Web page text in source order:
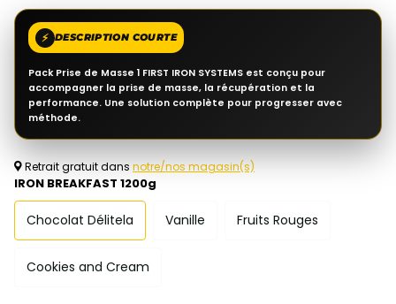
⚡ DESCRIPTION COURTE
Pack Prise de Masse 1 FIRST IRON SYSTEMS est conçu pour
accompagner la prise de masse, la récupération et la
performance. Une solution complète pour progresser avec
méthode.
Retrait gratuit dans notre/nos magasin(s)
IRON BREAKFAST 1200g
Chocolat Délitela Vanille Fruits Rouges
Cookies and Cream